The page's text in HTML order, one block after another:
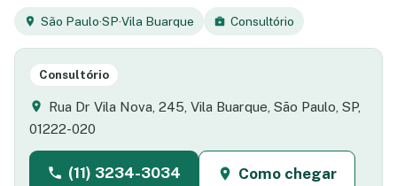
São Paulo·SP·Vila Buarque Consultório
Consultório
Rua Dr Vila Nova, 245, Vila Buarque, São Paulo, SP,
01222-020
(11) 3234-3034 Como chegar